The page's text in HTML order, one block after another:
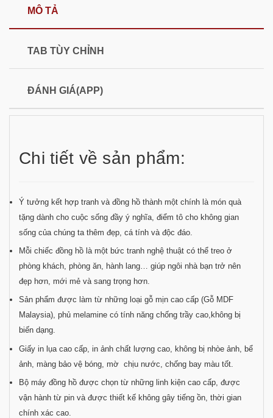
MÔ TẢ
TAB TÙY CHỈNH
ĐÁNH GIÁ(APP)
Chi tiết về sản phẩm:
Ý tưởng kết hợp tranh và đồng hồ thành một chính là món quà
tặng dành cho cuộc sống đầy ý nghĩa, điểm tô cho không gian
sống của chúng ta thêm đẹp, cá tính và độc đáo.
Mỗi chiếc đồng hồ là một bức tranh nghệ thuật có thể treo ở
phòng khách, phòng ăn, hành lang… giúp ngôi nhà bạn trở nên
đẹp hơn, mới mẻ và sang trọng hơn.
Sản phẩm được làm từ những loại gỗ mịn cao cấp (Gỗ MDF
Malaysia), phủ melamine có tính năng chống trầy cao,không bị
biến dạng.
Giấy in lụa cao cấp, in ảnh chất lượng cao, không bị nhòe ảnh, bể
ảnh, màng bảo vệ bóng, mờ chịu nước, chống bay màu tốt.
Bộ máy đồng hồ được chọn từ những linh kiện cao cấp, được
vận hành từ pin và được thiết kế không gây tiếng ồn, thời gian
chính xác cao.